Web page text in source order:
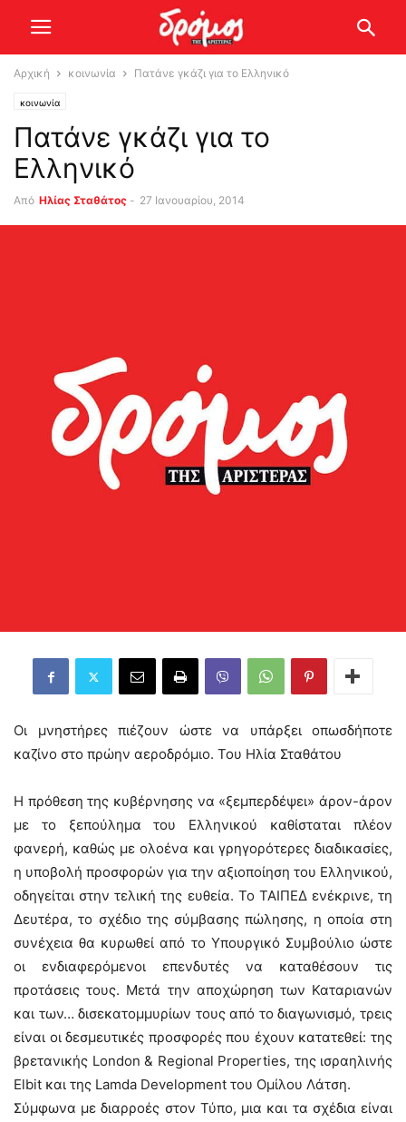
Αρχική κοινωνία Πατάνε γκάζι για το Ελληνικό
κοινωνία
Πατάνε γκάζι για το
Ελληνικό
Από Ηλίας Σταθάτος - 27 Ιανουαρίου, 2014
Οι μνηστήρες πιέζουν ώστε να υπάρξει οπωσδήποτε
καζίνο στο πρώην αεροδρόμιο. Του Ηλία Σταθάτου
Η πρόθεση της κυβέρνησης να «ξεμπερδέψει» άρον-άρον
με το ξεπούλημα του Ελληνικού καθίσταται πλέον
φανερή, καθώς με ολοένα και γρηγορότερες διαδικασίες,
η υποβολή προσφορών για την αξιοποίηση του Ελληνικού,
οδηγείται στην τελική της ευθεία. Το ΤΑΙΠΕΔ ενέκρινε, τη
Δευτέρα, το σχέδιο της σύμβασης πώλησης, η οποία στη
συνέχεια θα κυρωθεί από το Υπουργικό Συμβούλιο ώστε
οι ενδιαφερόμενοι επενδυτές να καταθέσουν τις
προτάσεις τους. Μετά την αποχώρηση των Καταριανών
και των… δισεκατομμυρίων τους από το διαγωνισμό, τρεις
είναι οι δεσμευτικές προσφορές που έχουν κατατεθεί: της
βρετανικής London & Regional Properties, της ισραηλινής
Elbit και της Lamda Development του Ομίλου Λάτση.
Σύμφωνα με διαρροές στον Τύπο, μια και τα σχέδια είναι